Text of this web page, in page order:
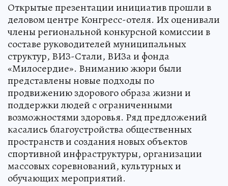
Открытые презентации инициатив прошли в
деловом центре Конгресс-отеля. Их оценивали
члены региональной конкурсной комиссии в
составе руководителей муниципальных
структур, ВИЗ-Стали, ВИЗа и фонда
«Милосердие». Вниманию жюри были
представлены новые подходы по
продвижению здорового образа жизни и
поддержки людей с ограниченными
возможностями здоровья. Ряд предложений
касались благоустройства общественных
пространств и создания новых объектов
спортивной инфраструктуры, организации
массовых соревнований, культурных и
обучающих мероприятий.